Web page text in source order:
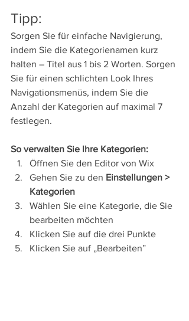
Tipp:
Sorgen Sie für einfache Navigierung,
indem Sie die Kategorienamen kurz
halten – Titel aus 1 bis 2 Worten. Sorgen
Sie für einen schlichten Look Ihres
Navigationsmenüs, indem Sie die
Anzahl der Kategorien auf maximal 7
festlegen.
So verwalten Sie Ihre Kategorien:
Öffnen Sie den Editor von Wix
Gehen Sie zu den Einstellungen >
Kategorien
Wählen Sie eine Kategorie, die Sie
bearbeiten möchten
Klicken Sie auf die drei Punkte
Klicken Sie auf „Bearbeiten”